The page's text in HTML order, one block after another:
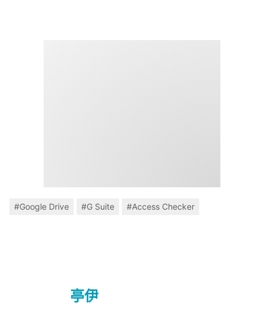
#Google Drive #G Suite #Access Checker
亭伊